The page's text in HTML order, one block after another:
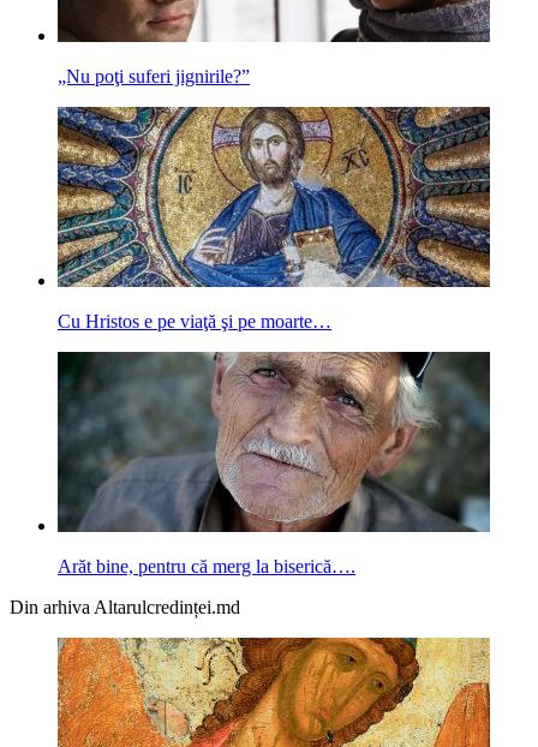
„Nu poţi suferi jignirile?”
Cu Hristos e pe viaţă şi pe moarte…
Arăt bine, pentru că merg la biserică….
Din arhiva Altarulcredinței.md